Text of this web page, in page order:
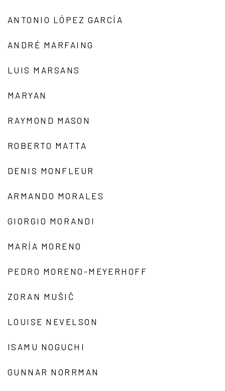
ANTONIO LÓPEZ GARCÍA
ANDRÉ MARFAING
LUIS MARSANS
MARYAN
RAYMOND MASON
ROBERTO MATTA
DENIS MONFLEUR
ARMANDO MORALES
GIORGIO MORANDI
MARÍA MORENO
PEDRO MORENO-MEYERHOFF
ZORAN MUŠIČ
LOUISE NEVELSON
ISAMU NOGUCHI
GUNNAR NORRMAN